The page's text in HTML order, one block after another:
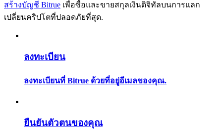
คู่มือเริ่มต้นฟิวเจอร์ส
สร้างบัญชี Bitrue เพื่อซื้อและขายสกุลเงินดิจิทัลบนการแลก
เปลี่ยนคริปโตที่ปลอดภัยที่สุด.
ลงทะเบียน
ลงทะเบียนที่ Bitrue ด้วยที่อยู่อีเมลของคุณ.
ยืนยันตัวตนของคุณ